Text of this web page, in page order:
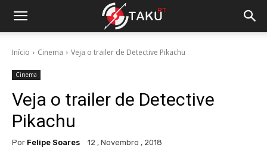
Início Cinema Veja o trailer de Detective Pikachu
Cinema
Veja o trailer de Detective
Pikachu
Por Felipe Soares 12 , Novembro , 2018